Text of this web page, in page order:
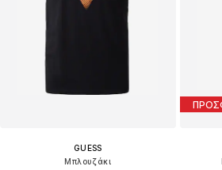
GUESS
Μπλουζάκι